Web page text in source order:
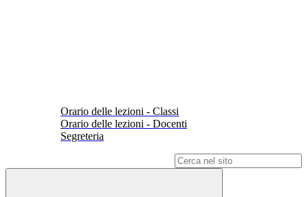
Orario delle lezioni - Classi
Orario delle lezioni - Docenti
Segreteria